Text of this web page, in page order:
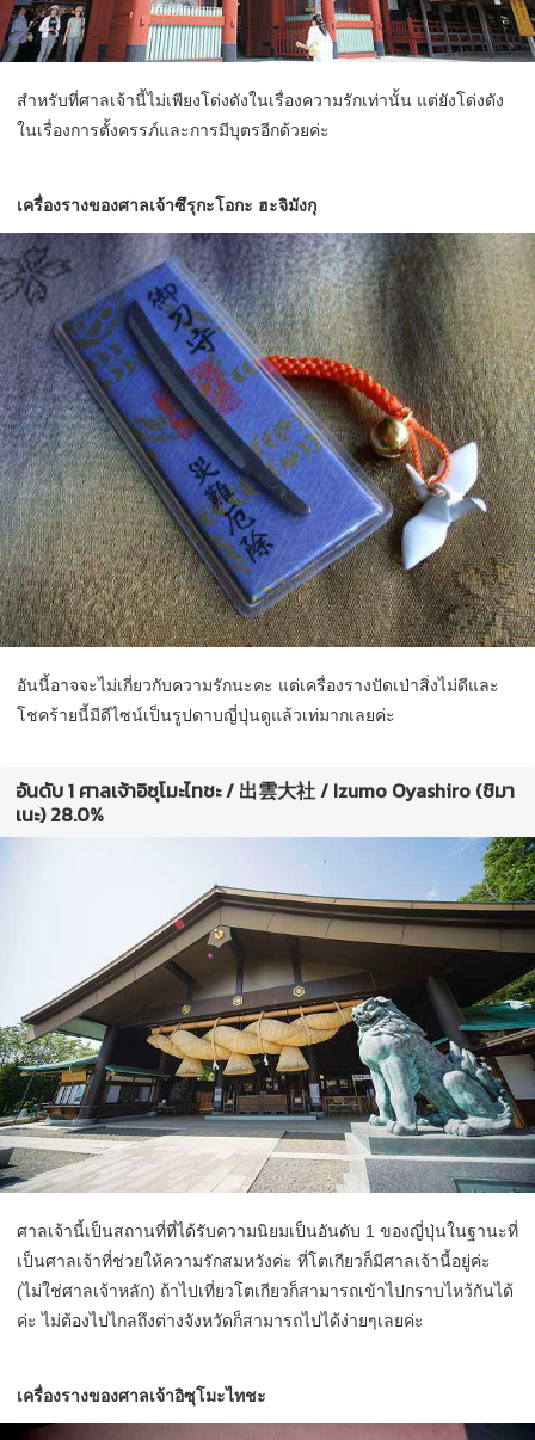
สำหรับที่ศาลเจ้านี้ไม่เพียงโด่งดังในเรื่องความรักเท่านั้น แต่ยังโด่งดัง
ในเรื่องการตั้งครรภ์และการมีบุตรอีกด้วยค่ะ
เครื่องรางของศาลเจ้าซึรุกะโอกะ ฮะจิมังกุ
อันนี้อาจจะไม่เกี่ยวกับความรักนะคะ แต่เครื่องรางปัดเป่าสิ่งไม่ดีและ
โชคร้ายนี้มีดีไซน์เป็นรูปดาบญี่ปุ่นดูแล้วเท่มากเลยค่ะ
อันดับ 1 ศาลเจ้าอิซุโมะไทชะ / 出雲大社 / Izumo Oyashiro (ชิมา
เนะ) 28.0%
ศาลเจ้านี้เป็นสถานที่ที่ได้รับความนิยมเป็นอันดับ 1 ของญี่ปุ่นในฐานะที่
เป็นศาลเจ้าที่ช่วยให้ความรักสมหวังค่ะ ที่โตเกียวก็มีศาลเจ้านี้อยู่ค่ะ
(ไม่ใช่ศาลเจ้าหลัก) ถ้าไปเที่ยวโตเกียวก็สามารถเข้าไปกราบไหว้กันได้
ค่ะ ไม่ต้องไปไกลถึงต่างจังหวัดก็สามารถไปได้ง่ายๆเลยค่ะ
เครื่องรางของศาลเจ้าอิซุโมะไทชะ